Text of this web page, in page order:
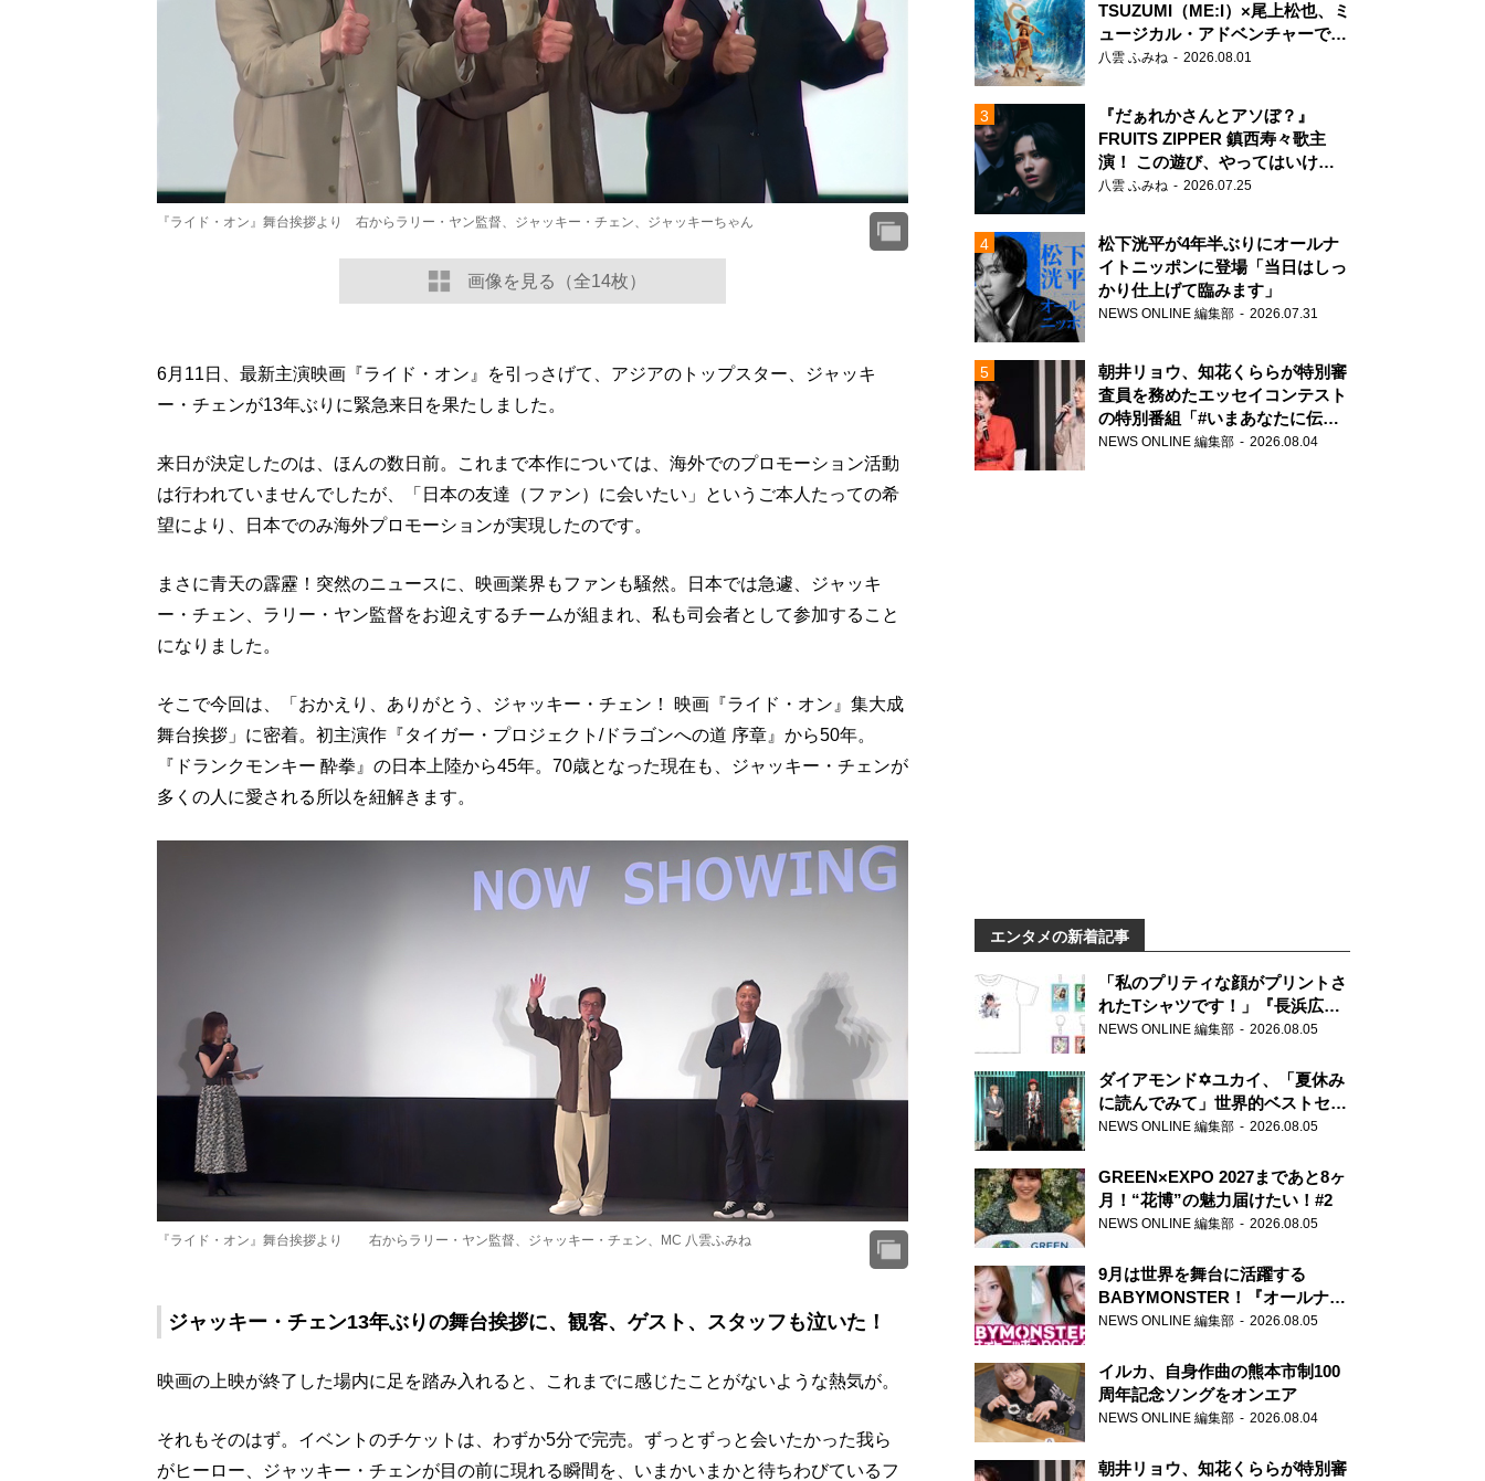
画像を見る（全14枚）
『ライド・オン』舞台挨拶より 右からラリー・ヤン監督、ジャッキー・チェン、ジャッキーちゃん
6月11日、最新主演映画『ライド・オン』を引っさげて、アジアのトップスター、ジャッキ
ー・チェンが13年ぶりに緊急来日を果たしました。
来日が決定したのは、ほんの数日前。これまで本作については、海外でのプロモーション活動
は行われていませんでしたが、「日本の友達（ファン）に会いたい」というご本人たっての希
望により、日本でのみ海外プロモーションが実現したのです。
まさに青天の霹靂！突然のニュースに、映画業界もファンも騒然。日本では急遽、ジャッキ
ー・チェン、ラリー・ヤン監督をお迎えするチームが組まれ、私も司会者として参加すること
になりました。
そこで今回は、「おかえり、ありがとう、ジャッキー・チェン！ 映画『ライド・オン』集大成
舞台挨拶」に密着。初主演作『タイガー・プロジェクト/ドラゴンへの道 序章』から50年。
『ドランクモンキー 酔拳』の日本上陸から45年。70歳となった現在も、ジャッキー・チェンが
多くの人に愛される所以を紐解きます。
『ライド・オン』舞台挨拶より 右からラリー・ヤン監督、ジャッキー・チェン、MC 八雲ふみね
ジャッキー・チェン13年ぶりの舞台挨拶に、観客、ゲスト、スタッフも泣いた！
映画の上映が終了した場内に足を踏み入れると、これまでに感じたことがないような熱気が。
それもそのはず。イベントのチケットは、わずか5分で完売。ずっとずっと会いたかった我ら
がヒーロー、ジャッキー・チェンが目の前に現れる瞬間を、いまかいまかと待ちわびているフ
TSUZUMI（ME:I）×尾上松也、ミ
ュージカル・アドベンチャーで美
声を響かせる
八雲 ふみね 2026.08.01
『だぁれかさんとアソぼ？』
FRUITS ZIPPER 鎮西寿々歌主
演！ この遊び、やってはいけま
せん。
八雲 ふみね 2026.07.25
松下洸平が4年半ぶりにオールナ
イトニッポンに登場「当日はしっ
かり仕上げて臨みます」
NEWS ONLINE 編集部 2026.07.31
朝井リョウ、知花くららが特別審
査員を務めたエッセイコンテスト
の特別番組「#いまあなたに伝え
たいこと」
NEWS ONLINE 編集部 2026.08.04
エンタメの新着記事
「私のプリティな顔がプリントさ
れたTシャツです！」『長浜広奈
天下無双』初の番組グッズ発売
NEWS ONLINE 編集部 2026.08.05
ダイアモンド✡ユカイ、「夏休み
に読んでみて」世界的ベストセラ
ー『アナスタシア』を紹介
NEWS ONLINE 編集部 2026.08.05
GREEN×EXPO 2027まであと8ヶ
月！“花博”の魅力届けたい！#2
NEWS ONLINE 編集部 2026.08.05
9月は世界を舞台に活躍する
BABYMONSTER！『オールナイ
トニッポンPODCAST』月替わり
NEWS ONLINE 編集部 2026.08.05
イルカ、自身作曲の熊本市制100
周年記念ソングをオンエア
NEWS ONLINE 編集部 2026.08.04
朝井リョウ、知花くららが特別審